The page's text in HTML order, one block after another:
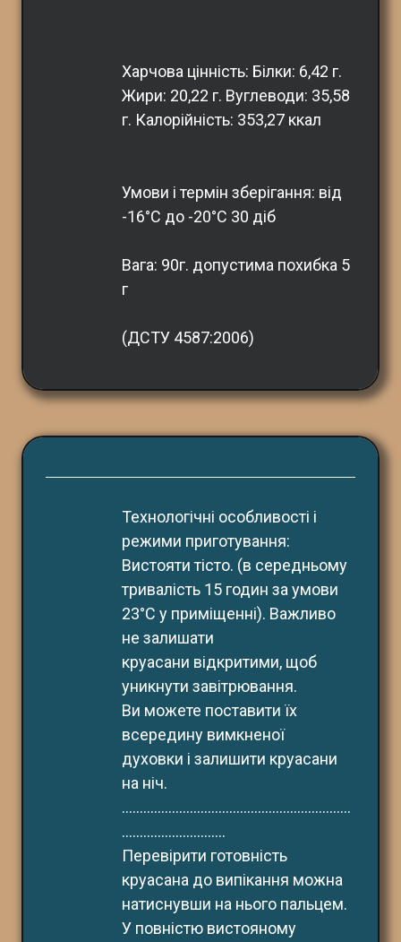
Харчова цінність: Білки: 6,42 г.
Жири: 20,22 г. Вуглеводи: 35,58
г. Калорійність: 353,27 ккал
Умови і термін зберігання: від
-16°С до -20°С 30 діб
Вага: 90г. допустима похибка 5
г
(ДСТУ 4587:2006)
Технологічні особливості і
режими приготування:
Вистояти тісто. (в середньому
тривалість 15 годин за умови
23°С у приміщенні). Важливо
не залишати
круасани відкритими, щоб
уникнути завітрювання.
Ви можете поставити їх
всередину вимкненої
духовки і залишити круасани
на ніч.
................................................................
.............................
Перевірити готовність
круасана до випікання можна
натиснувши на нього пальцем.
У повністю вистояному